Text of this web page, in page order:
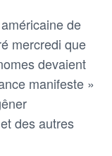
de
mercredi que
devaient
manifeste »
des autres